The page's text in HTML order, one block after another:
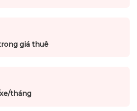
giá thuê
tháng